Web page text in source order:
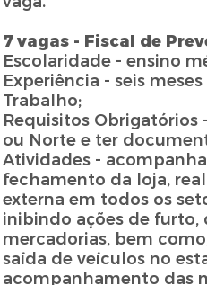
7 vagas - Fiscal de
Escolaridade - ensino
Experiência - seis
Trabalho;
Requisitos Obrigatórios
ou Norte e ter
Atividades -
fechamento da loja,
externa em todos os
inibindo ações de furto,
mercadorias, bem
saída de veículos no
acompanhamento das